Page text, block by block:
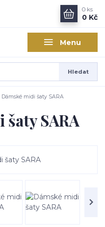
Menu
Hledat
0 ks
0 Kč
Dámské midi šaty SARA
SARA